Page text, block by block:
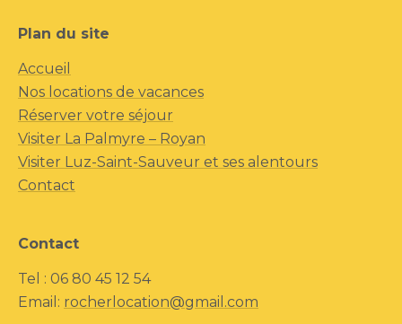
Plan du site
Accueil
Nos locations de vacances
Réserver votre séjour
Visiter La Palmyre – Royan
Visiter Luz-Saint-Sauveur et ses alentours
Contact
Contact
Tel : 06 80 45 12 54
Email: rocherlocation@gmail.com